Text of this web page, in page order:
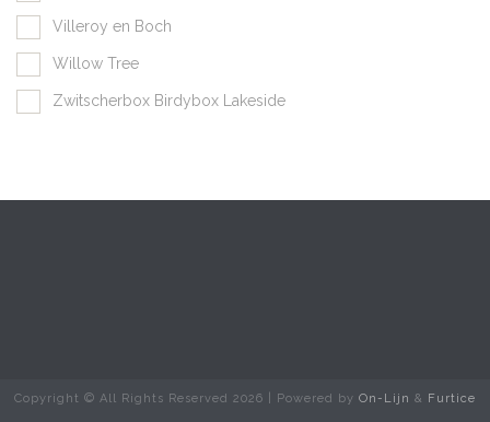
Villeroy en Boch
Willow Tree
Zwitscherbox Birdybox Lakeside
Copyright © All Rights Reserved 2026 | Powered by On-Lijn & Furtice